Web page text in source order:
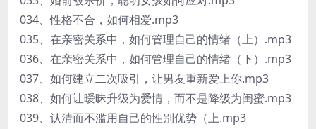
034、性格不合，如何相爱.mp3
035、在亲密关系中，如何管理自己的情绪（上）.mp3
036、在亲密关系中，如何管理自己的情绪（下）.mp3
037、如何建立二次吸引，让男友重新爱上你.mp3
038、如何让暧昧升级为爱情，而不是降级为闺蜜.mp3
039、认清而不滥用自己的性别优势（上.mp3